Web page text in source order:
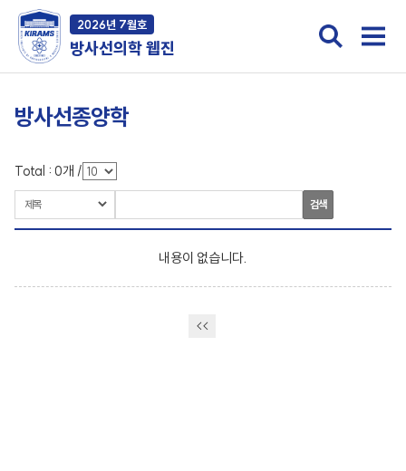
2026년 7월호
방사선의학 웹진
방사선종양학
Total :0개 /
검색
내용이 없습니다.
<<